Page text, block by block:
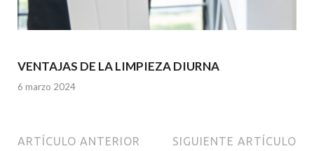
VENTAJAS DE LA LIMPIEZA DIURNA
6 marzo 2024
ARTÍCULO ANTERIOR SIGUIENTE ARTÍCULO